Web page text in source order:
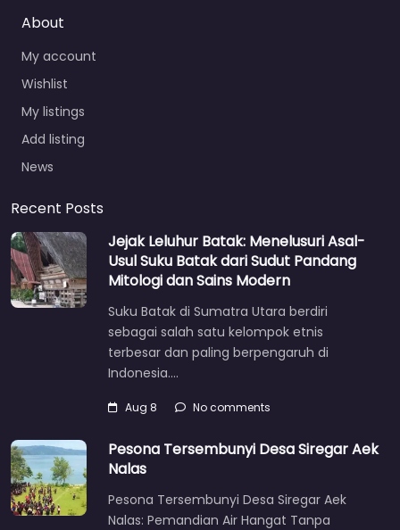
About
My account
Wishlist
My listings
Add listing
News
Recent Posts
Jejak Leluhur Batak: Menelusuri Asal-
Usul Suku Batak dari Sudut Pandang
Mitologi dan Sains Modern
Suku Batak di Sumatra Utara berdiri
sebagai salah satu kelompok etnis
terbesar dan paling berpengaruh di
Indonesia.…
Aug 8 No comments
Pesona Tersembunyi Desa Siregar Aek
Nalas
Pesona Tersembunyi Desa Siregar Aek
Nalas: Pemandian Air Hangat Tanpa